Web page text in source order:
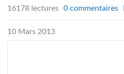
16178 lectures 0 commentaires
10 Mars 2013